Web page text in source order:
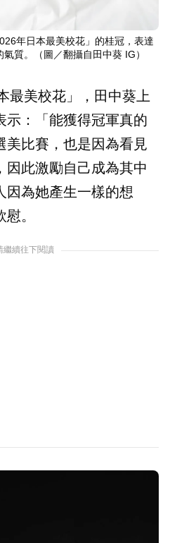
年日本最美校花」的桂冠，表達
質。（圖／翻攝自田中葵 IG）
最美校花」，田中葵上
示：「能獲得冠軍真的
美比賽，也是因為看見
因此激勵自己成為其中
因為她產生一樣的想
。
繼續往下閱讀